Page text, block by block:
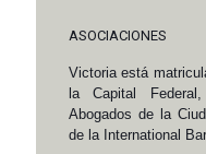
ASOCIACIONES
Victoria está
la Capital
Abogados de la
de la International